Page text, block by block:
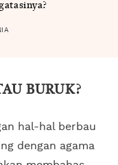
BURUK?
hal-hal berbau
dengan agama